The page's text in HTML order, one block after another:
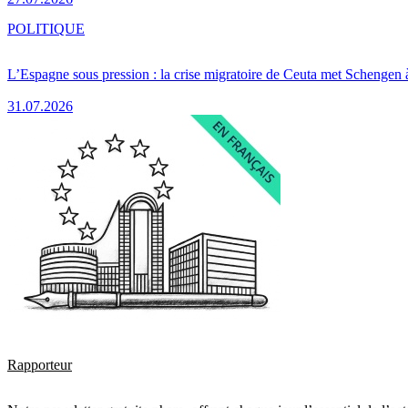
L’Espagne sous pression : la crise migratoire de Ceuta met Schengen
31.07.2026
POLITIQUE
Rapporteur